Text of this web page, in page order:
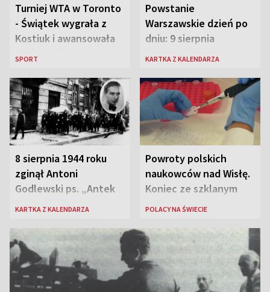
Turniej WTA w Toronto
- Świątek wygrała z
Kostiuk i awansowała
do ćwierćfinału
SPORT
Powstanie
Warszawskie dzień po
dniu: 9 sierpnia
KARTKA Z KALENDARZA
8 sierpnia 1944 roku
zginął Antoni
Godlewski ps. „Antek
Rozpylacz”
KARTKA Z KALENDARZA
Powroty polskich
naukowców nad Wisłę.
Koniec ze szklanym
sufitem
POLACY NA ŚWIECIE